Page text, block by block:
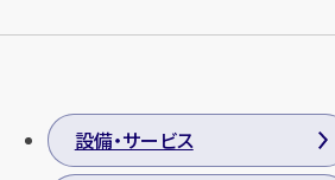
設備・サービス